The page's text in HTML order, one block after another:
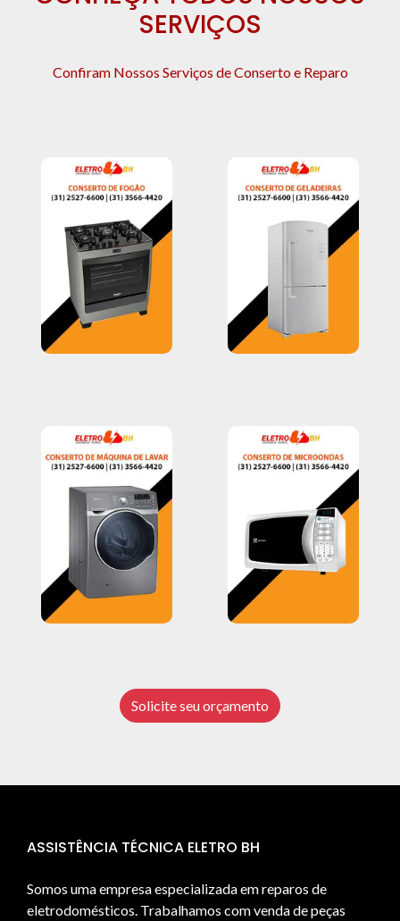
SERVIÇOS
Confiram Nossos Serviços de Conserto e Reparo
Solicite seu orçamento
ASSISTÊNCIA TÉCNICA ELETRO BH
Somos uma empresa especializada em reparos de
eletrodomésticos. Trabalhamos com venda de peças